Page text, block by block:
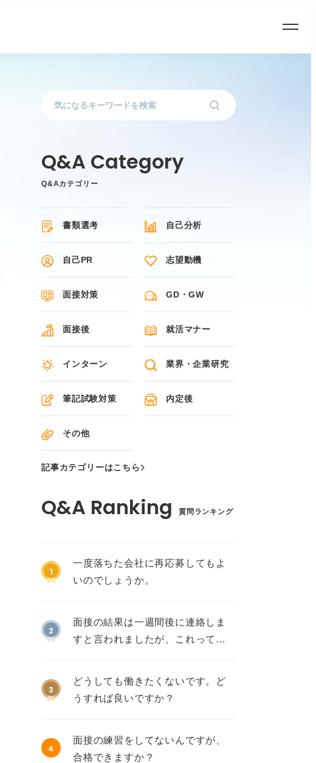
Q&Aカテゴリー
書類選考 自己分析
自己PR 志望動機
面接対策 GD・GW
面接後 就活マナー
インターン 業界・企業研究
筆記試験対策 内定後
その他
記事カテゴリーはこちら
質問ランキング
1
一度落ちた会社に再応募してもよ
いのでしょうか。
2
面接の結果は一週間後に連絡しま
すと言われましたが、これって不
3
どうしても働きたくないです。ど
うすれば良いですか？
4
面接の練習をしてないんですが、
合格できますか？